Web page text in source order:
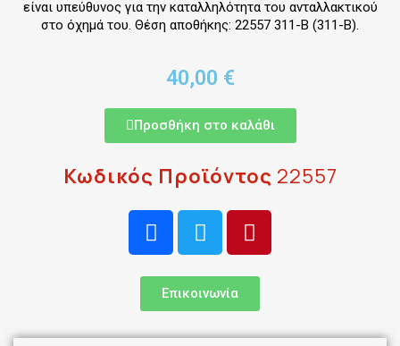
είναι υπεύθυνος για την καταλληλότητα του ανταλλακτικού
στο όχημά του. Θέση αποθήκης: 22557 311-B (311-B).
40,00 €
Προσθήκη στο καλάθι
Κωδικός Προϊόντος 22557
Επικοινωνία